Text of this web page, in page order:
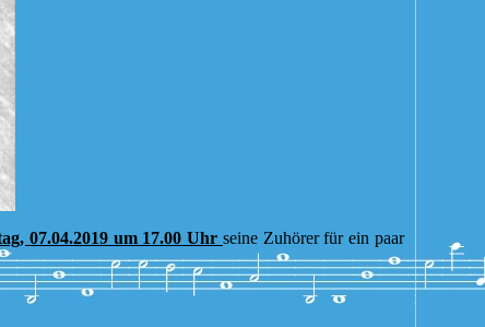
07.04.2019 um 17.00 Uhr seine Zuhörer für ein paar